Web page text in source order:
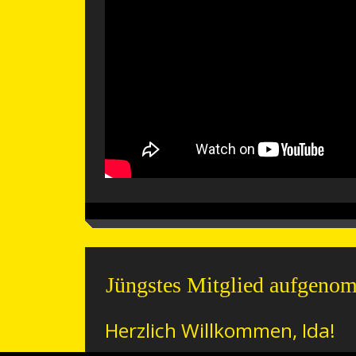
Jüngstes Mitglied
Herzlich Willkommen, Ida!